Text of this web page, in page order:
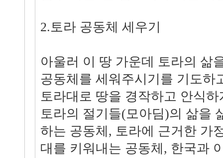
2.토라 공동체 세우기
아울러 이 땅 가운데 토라의 삶
공동체를 세워주시기를 기도하
토라대로 땅을 경작하고 안식
토라의 절기들(모아딤)의 삶을
하는 공동체, 토라에 근거한 가
대를 키워내는 공동체, 한국과